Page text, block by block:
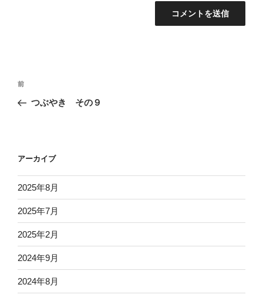
投
ー
シ
ョ
ン
過
去
前
つぶやき その９
アーカイブ
2025年8月
2025年7月
2025年2月
2024年9月
2024年8月